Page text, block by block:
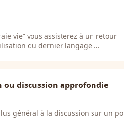
vie” vous assisterez à un retour
du dernier langage …
ou discussion approfondie
général à la discussion sur un